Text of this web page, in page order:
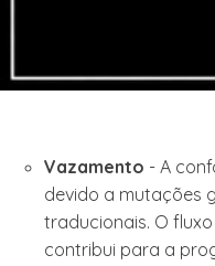
Vazamento - A
devido a mutações
traducionais. O
contribui para a